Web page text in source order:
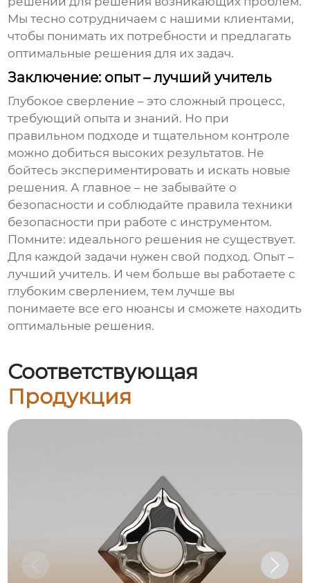
Мы тесно сотрудничаем с нашими клиентами,
чтобы понимать их потребности и предлагать
оптимальные решения для их задач.
Заключение: опыт – лучший учитель
Глубокое сверление – это сложный процесс,
требующий опыта и знаний. Но при
правильном подходе и тщательном контроле
можно добиться высоких результатов. Не
бойтесь экспериментировать и искать новые
решения. А главное – не забывайте о
безопасности и соблюдайте правила техники
безопасности при работе с инструментом.
Помните: идеального решения не существует.
Для каждой задачи нужен свой подход. Опыт –
лучший учитель. И чем больше вы работаете с
глубоким сверлением, тем лучше вы
понимаете все его нюансы и сможете находить
оптимальные решения.
Соответствующая
Продукция